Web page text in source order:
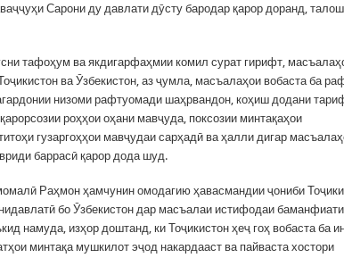
Сарони ду давлати дӯсту бародар қарор доранд,
тафоҳум ва якдигарфаҳмии комил сурат гирифт,
ва Ӯзбекистон, аз ҷумла, масъалаҳои вобаста ба
низоми рафтуомади шаҳрвандон, коҳиш додани
роҳҳои оҳани мавҷуда, поксозии минтақаҳои
гузаргоҳҳои мавҷудаи сарҳадӣ ва ҳалли дигар
баррасӣ қарор дода шуд.
Раҳмон ҳамчунин омодагию ҳавасмандии ҷониби
бо Ӯзбекистон дар масъалаи истифодаи баманфиати
намуда, изҳор доштанд, ки Тоҷикистон ҳеҷ гоҳ вобаста ба
минтақа мушкилот эҷод накардааст ва пайваста хостори